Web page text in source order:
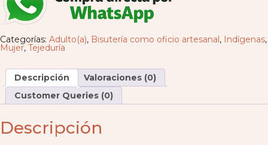
Categorías: Adulto(a), Bisutería como oficio artesanal, Indígenas,
Mujer, Tejeduría
Descripción
Valoraciones (0)
Customer Queries (0)
Descripción